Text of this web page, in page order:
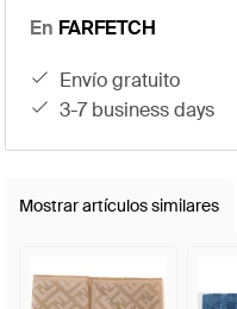
En FARFETCH
envío gratuito
3-7 business days
Mostrar artículos similares